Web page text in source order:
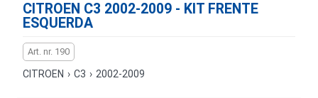
CITROEN C3 2002-2009 - KIT FRENTE
ESQUERDA
Art. nr. 190
CITROEN › C3 › 2002-2009